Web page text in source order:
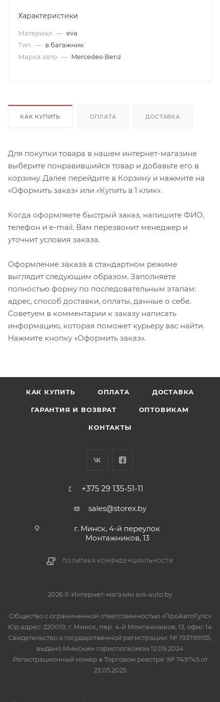
Характеристики
Материал — eva
Тип — в багажник
Марка авто — Mercedes-Benz
КАК КУПИТЬ ОПЛАТА ДОСТАВКА
Для покупки товара в нашем интернет-магазине
выберите понравившийся товар и добавьте его в
корзину. Далее перейдите в Корзину и нажмите на
«Оформить заказ» или «Купить в 1 клик».
Когда оформляете быстрый заказ, напишите ФИО,
телефон и e-mail. Вам перезвонит менеджер и
уточнит условия заказа.
Оформление заказа в стандартном режиме
выглядит следующим образом. Заполняете
полностью форму по последовательным этапам:
адрес, способ доставки, оплаты, данные о себе.
Советуем в комментарии к заказу написать
информацию, которая поможет курьеру вас найти.
Нажмите кнопку «Оформить заказ».
КАК КУПИТЬ ОПЛАТА ДОСТАВКА
ГАРАНТИЯ И ВОЗВРАТ ОПТОВИКАМ
КОНТАКТЫ
+375 29 135-51-11
sales@storex.by
г. Минск, 4-й переулок
Монтажников, 13
ПОЛИТИКА КОНФИДЕНЦИАЛЬНОСТИ
2026 © Интернет-магазин avs-auto.by
Общество с ограниченной ответственностью «ПроАвтоТулс»
Юр.адрес: 220019, г. Минск, пер. 4-й Монтажников, 13, офис 14
Свидетельство о государственной регистрации: № 193789155,
выдано Минским горисполкомом 12.09.2024
Регистрационный номер в Торговом реестре: № 749745 от
23.05.2025